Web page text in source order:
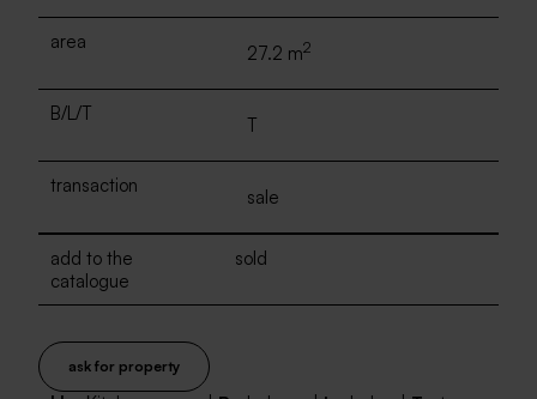
area
27.2 m2
B/L/T
T
transaction
sale
add to the
catalogue
sold
ask for property